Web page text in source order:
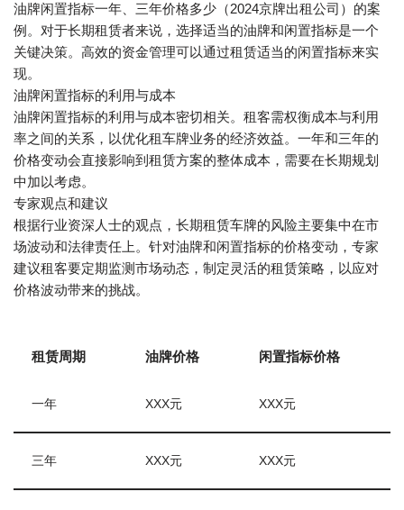
油牌闲置指标一年、三年价格多少（2024京牌出租公司）的案
例。对于长期租赁者来说，选择适当的油牌和闲置指标是一个
关键决策。高效的资金管理可以通过租赁适当的闲置指标来实
现。
油牌闲置指标的利用与成本
油牌闲置指标的利用与成本密切相关。租客需权衡成本与利用
率之间的关系，以优化租车牌业务的经济效益。一年和三年的
价格变动会直接影响到租赁方案的整体成本，需要在长期规划
中加以考虑。
专家观点和建议
根据行业资深人士的观点，长期租赁车牌的风险主要集中在市
场波动和法律责任上。针对油牌和闲置指标的价格变动，专家
建议租客要定期监测市场动态，制定灵活的租赁策略，以应对
价格波动带来的挑战。
租赁周期 油牌价格 闲置指标价格
一年 XXX元 XXX元
三年 XXX元 XXX元